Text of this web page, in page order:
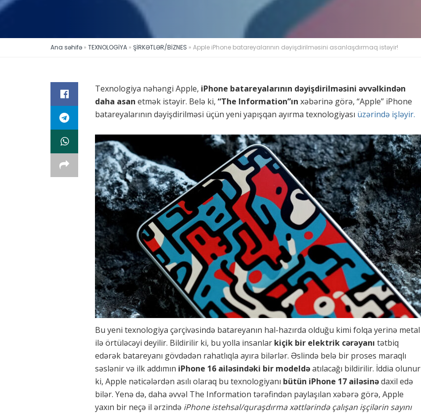
Ana səhifə » TEXNOLOGİYA » ŞİRKƏTLƏR/BİZNES » Apple iPhone batareyalarının dəyişdirilməsini asanlaşdırmaq istəyir!
Texnologiya nəhəngi Apple, iPhone batareyalarının dəyişdirilməsini əvvəlkindən
daha asan etmək istəyir. Belə ki, “The Information”ın xəbərinə görə, “Apple” iPhone
batareyalarının dəyişdirilməsi üçün yeni yapışqan ayırma texnologiyası üzərində işləyir.
Bu yeni texnologiya çərçivəsində batareyanın hal-hazırda olduğu kimi folqa yerinə metal
ilə örtüləcəyi deyilir. Bildirilir ki, bu yolla insanlar kiçik bir elektrik cərəyanı tətbiq
edərək batareyanı gövdədən rahatlıqla ayıra bilərlər. Əslində belə bir proses maraqlı
səslənir və ilk addımın iPhone 16 ailəsindəki bir modeldəatılacağı bildirilir. İddia olunur
ki, Apple nəticələrdən asılı olaraq bu texnologiyanı bütün iPhone 17 ailəsinədaxil edə
bilər. Yenə də, daha əvvəl The Information tərəfindən paylaşılan xəbərə görə, Apple
yaxın bir neçə il ərzində iPhone istehsal/quraşdırma xəttlərində çalışan işçilərin sayını